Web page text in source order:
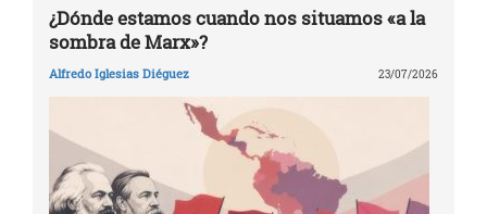
¿Dónde estamos cuando nos situamos «a la
sombra de Marx»?
Alfredo Iglesias Diéguez 23/07/2026